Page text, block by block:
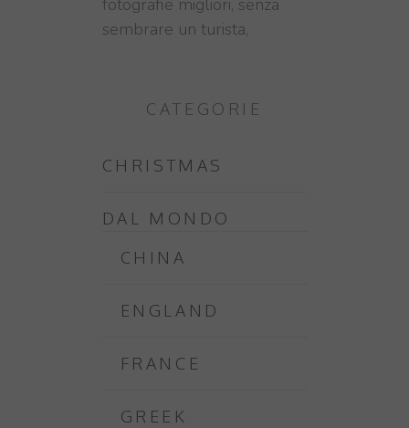
fotografie migliori, senza
sembrare un turista,
CATEGORIE
CHRISTMAS
DAL MONDO
CHINA
ENGLAND
FRANCE
GREEK